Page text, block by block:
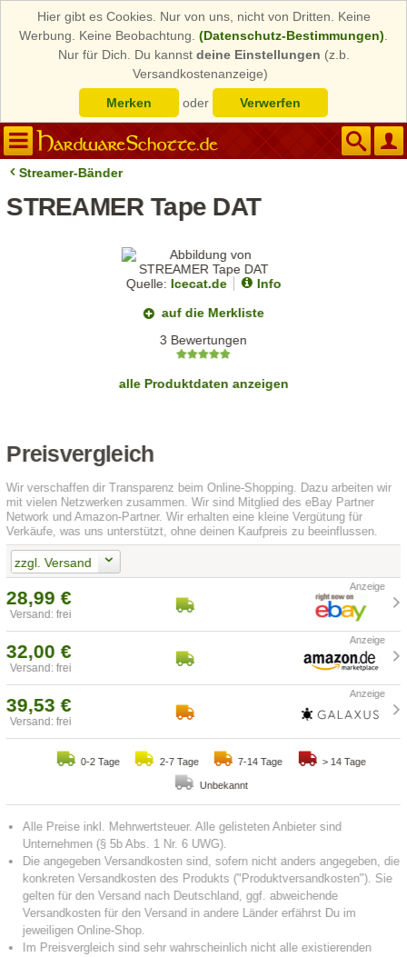
Hier gibt es Cookies. Nur von uns, nicht von Dritten. Keine
Werbung. Keine Beobachtung. (Datenschutz-Bestimmungen)
Nur für Dich. Du kannst deine Einstellungen (z.b.
Versandkostenanzeige)
Merken
oder Verwerfen
Streamer-Bänder
STREAMER Tape DAT
Quelle: Icecat.de
Info
auf die Merkliste
3 Bewertungen
alle Produktdaten anzeigen
Preisvergleich
Wir verschaffen dir Transparenz beim Online-Shopping. Dazu arbeiten wir
mit vielen Netzwerken zusammen. Wir sind Mitglied des eBay Partner
Network und Amazon-Partner. Wir erhalten eine kleine Vergütung für
Verkäufe, was uns unterstützt, ohne deinen Kaufpreis zu beeinflussen.
zzgl. Versand
28,99 €
Versand: frei
32,00 €
Versand: frei
39,53 €
Versand: frei
0-2 Tage 2-7 Tage 7-14 Tage > 14 Tage
Unbekannt